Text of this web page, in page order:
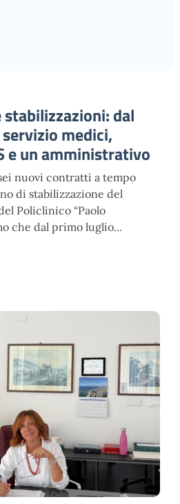
dal
medici,
e un amministrativo
nuovi contratti a tempo
di stabilizzazione del
Policlinico “Paolo
che dal primo luglio...